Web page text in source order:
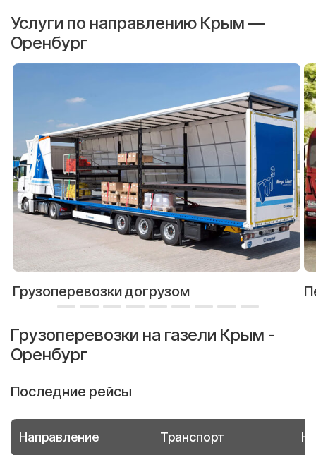
Услуги по направлению Крым —
Оренбург
Грузоперевозки догрузом
Грузоперевозки на газели Крым -
Оренбург
Последние рейсы
Направление Транспорт